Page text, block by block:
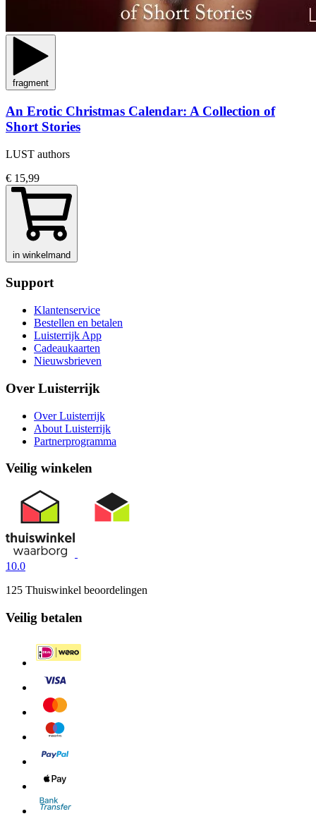
fragment
An Erotic Christmas Calendar: A Collection of
Short Stories
LUST authors
€ 15,99
in winkelmand
Support
Klantenservice
Bestellen en betalen
Luisterrijk App
Cadeaukaarten
Nieuwsbrieven
Over Luisterrijk
Over Luisterrijk
About Luisterrijk
Partnerprogramma
Veilig winkelen
10.0
125 Thuiswinkel beoordelingen
Veilig betalen